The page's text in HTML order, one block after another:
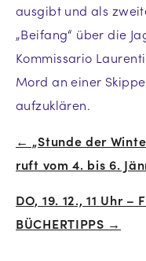
ausgibt und als
„Beifang“ über die
Kommissario
Mord an einer
aufzuklären.
Beitrags-
← „Stunde der
ruft vom 4. bis 6.
DO, 19. 12., 11 Uhr
BÜCHERTIPPS →